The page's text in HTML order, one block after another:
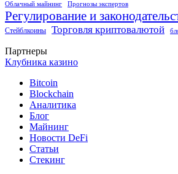
Облачный майнинг Прогнозы экспертов
Регулирование и
Стейблкоины Торговля криптовалютой
Партнеры
Клубника казино
Bitcoin
Blockchain
Аналитика
Блог
Майнинг
Новости DeFi
Статьи
Стекинг